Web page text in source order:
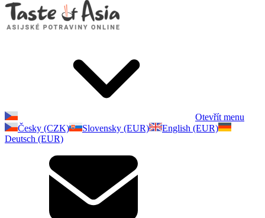
Otevřít menu
Česky (CZK)
Slovensky (EUR)
English (EUR)
Deutsch (EUR)